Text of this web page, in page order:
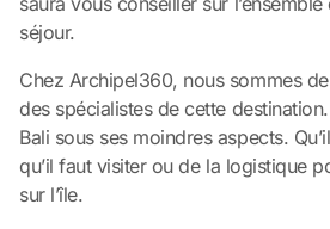
séjour.
Chez Archipel360, nous sommes
des spécialistes de cette
Bali sous ses moindres aspects.
qu’il faut visiter ou de la logistique
sur l’île.